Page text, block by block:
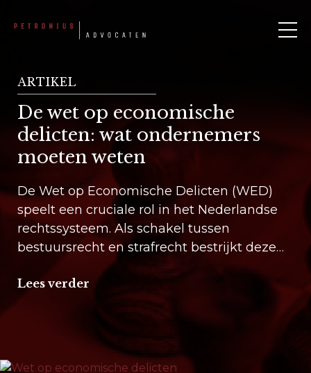
ARTIKEL
De wet op economische
delicten: wat ondernemers
moeten weten
De Wet op Economische Delicten (WED)
speelt een cruciale rol in het Nederlandse
rechtssysteem. Als schakel tussen
bestuursrecht en strafrecht bestrijkt deze
wet een breed scala aan overtredingen en
misdrijven die directe gevolgen kunnen
hebben voor ondernemers. Van
milieuwetgeving tot douaneregels, de WED
omvat tal van voorschriften...
Lees verder